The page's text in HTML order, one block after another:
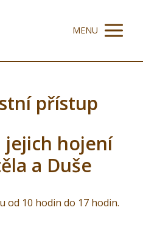
MENU
přístup
jejich hojení
a Duše
od 10 hodin do 17 hodin.